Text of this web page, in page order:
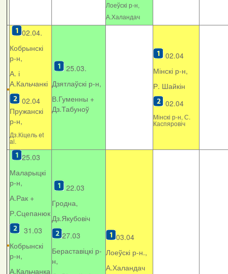
Лоеўскі р-н,
А.Халандач
02.04.
Кобрынскі
р-н,
А. і
А.Кальчанкі
02.04
Пружанскі
р-н,
Дз.Кіцель et
al.
25.03.
Дзятлаўскі р-н,
В.Гуменны +
Дз.Табуноў
02.04
Мінскі р-н,
Р. Шайкін
02.04
Мінскі р-н, С.
Каспяровіч
25.03
Маларыцкі
р-н,
А.Рак +
Р.Сцепанюк
31.03
Кобрынскі
р-н,
А.Кальчанка
22.03
Гродна,
Дз.Якубовіч
27.03
Бераставіцкі р-
н,
03.04
Лоеўскі р-н.,
А.Халандач